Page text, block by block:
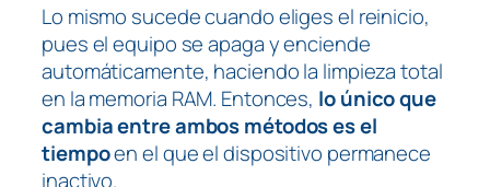
Lo mismo sucede cuando eliges el reinicio,
pues el equipo se apaga y enciende
automáticamente, haciendo la limpieza total
en la memoria RAM. Entonces, lo único que
cambia entre ambos métodos es el
tiempoen el que el dispositivo permanece
inactivo.